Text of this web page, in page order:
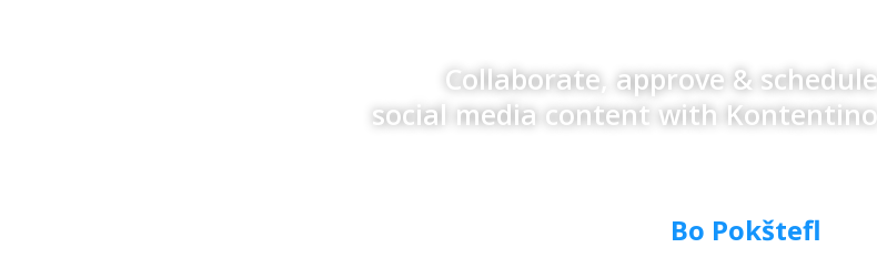
Collaborate, approve & schedule
social media content with Kontentino
Bo Pokštefl